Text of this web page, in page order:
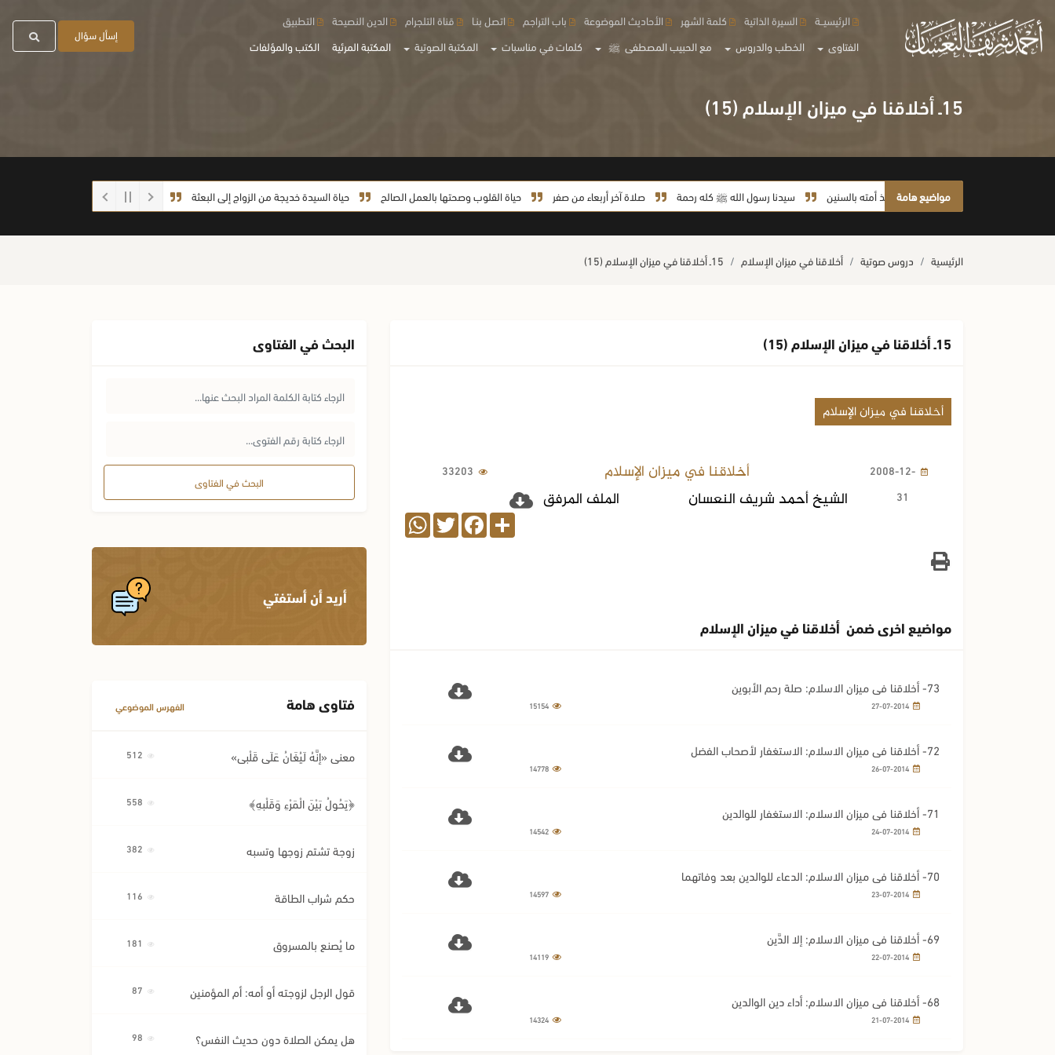
الفتاوى الخطب والدروس مع الحبيب المصطفى ﷺ كلمات في مناسبات المكتبة الصوتية المكتبة المرئية الكتب والمؤلفات
الرئيسيــة السيرة الذاتية كلمة الشهر الأحاديث الموضوعة باب التراجم اتصل بنـا قناة التلجرام الدين النصيحة التطبيق
إسأل سؤال
15ـ أخلاقنا في ميزان الإسلام (15)
مواضيع هامة
لا يأخذ أمته بالسنين سيدنا رسول الله ﷺ كله رحمة صلاة آخر أربعاء من صفر حياة القلوب وصحتها بالعمل الصالح حياة السيدة خديجة من الزواج إلى البعثة احذروا الغش أيها الطلاب
الرئيسية دروس صوتية أخلاقنا في ميزان الإسلام 15ـ أخلاقنا في ميزان الإسلام (15)
15ـ أخلاقنا في ميزان الإسلام (15)
أخلاقنا في ميزان الإسلام
2008-12-
31
أخلاقنا في ميزان الإسلام 33203
الشيخ أحمد شريف النعسان الملف المرفق
Share
Facebook
Twitter
WhatsApp
مواضيع اخرى ضمن أخلاقنا في ميزان الإسلام
73- أخلاقنا في ميزان الاسلام: صلة رحم الأبوين
72- أخلاقنا في ميزان الاسلام: الاستغفار لأصحاب الفضل
71- أخلاقنا في ميزان الاسلام: الاستغفار للوالدين
70- أخلاقنا في ميزان الاسلام: الدعاء للوالدين بعد وفاتهما
69- أخلاقنا في ميزان الاسلام: إلا الدَّين
68- أخلاقنا في ميزان الاسلام: أداء دين الوالدين
البحث في الفتاوى
البحث في الفتاوى
أريد أن أستفتي
فتاوى هامة الفهرس الموضوعي
معنى «إِنَّهُ لَيُغَانُ عَلَى قَلْبِي»
﴿يَحُولُ بَيْنَ الْمَرْءِ وَقَلْبِهِ﴾
زوجة تشتم زوجها وتسبه
حكم شراب الطاقة
ما يُصنع بالمسروق
قول الرجل لزوجته أو أمه: أم المؤمنين
هل يمكن الصلاة دون حديث النفس؟